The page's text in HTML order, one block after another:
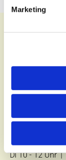
Marketing
Kontakt
Tel.:
E-Mail:
Di 10 - 12 Uhr |